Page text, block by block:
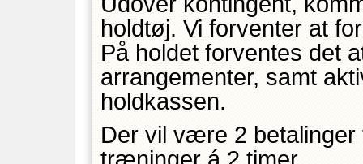
holdtøj. Vi forventer at
På holdet forventes det
arrangementer, samt
holdkassen.
Der vil være 2 betalinger